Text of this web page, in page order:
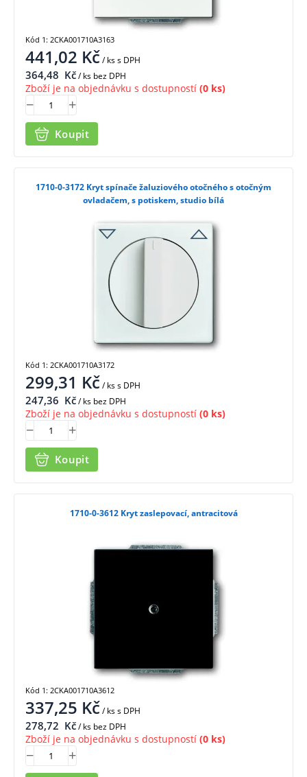
441,02 Kč/ kss DPH
364,48 Kč/ ks bez DPH
Zboží je na objednávku s dostupností (0 ks)
Koupit
Kód 1: 2CKA001710A3163
1710-0-3172 Kryt spínače žaluziového otočného s otočným
ovladačem, s potiskem, studio bílá
299,31 Kč/ kss DPH
247,36 Kč/ ks bez DPH
Zboží je na objednávku s dostupností (0 ks)
Koupit
Kód 1: 2CKA001710A3172
1710-0-3612 Kryt zaslepovací, antracitová
337,25 Kč/ kss DPH
278,72 Kč/ ks bez DPH
Zboží je na objednávku s dostupností (0 ks)
Kód 1: 2CKA001710A3612